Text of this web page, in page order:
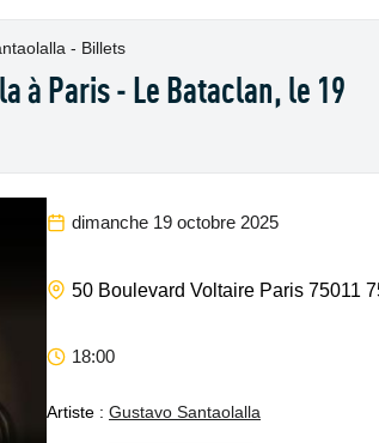
- Billets
à Paris - Le Bataclan, le 19
dimanche 19 octobre 2025
50 Boulevard Voltaire Paris 75011
18:00
Artiste : Gustavo Santaolalla